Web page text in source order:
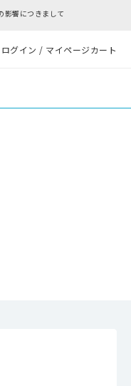
ログイン / マイページカート